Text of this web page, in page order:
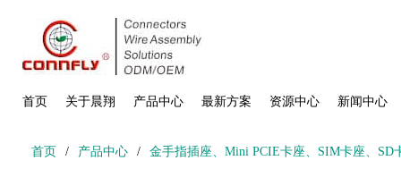
首页 关于晨翔 产品中心 最新方案 资源中心 新闻中心
首页 / 产品中心 / 金手指插座、Mini PCIE卡座、SIM卡座、SD